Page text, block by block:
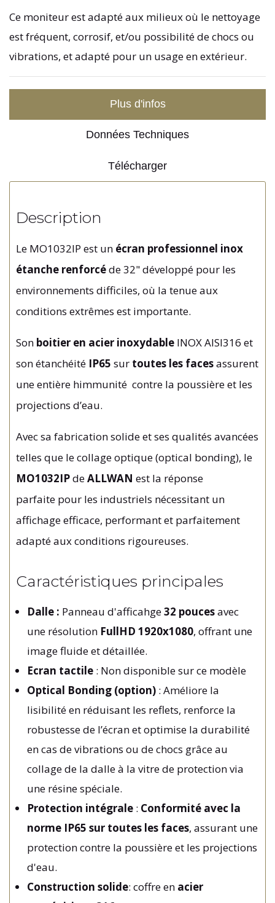
Ce moniteur est adapté aux milieux où le nettoyage
est fréquent, corrosif, et/ou possibilité de chocs ou
vibrations, et adapté pour un usage en extérieur.
Plus d'infos
Données Techniques
Télécharger
Description
Le MO1032IP est un écran professionnel inox
étanche renforcéde 32" développé pour les
environnements difficiles, où la tenue aux
conditions extrêmes est importante.
Son boitier en acier inoxydable INOX AISI316 et
son étanchéité IP65 sur toutes les facesassurent
une entière himmunité contre la poussière et les
projections d’eau.
Avec sa fabrication solide et ses qualités avancées
telles que le collage optique (optical bonding), le
MO1032IPdeALLWAN est la réponse
parfaite pour les industriels nécessitant un
affichage efficace, performant et parfaitement
adapté aux conditions rigoureuses.
Caractéristiques principales
Dalle : Panneau d'afficahge32 poucesavec
une résolution FullHD 1920x1080, offrant une
image fluide et détaillée.
Ecran tactile : Non disponible sur ce modèle
Optical Bonding (option) : Améliore la
lisibilité en réduisant les reflets, renforce la
robustesse de l’écran et optimise la durabilité
en cas de vibrations ou de chocs grâce au
collage de la dalle à la vitre de protection via
une résine spéciale.
Protection intégrale : Conformité avec la
norme IP65 sur toutes les faces, assurant une
protection contre la poussière et les projections
d'eau.
Construction solide: coffre en acier